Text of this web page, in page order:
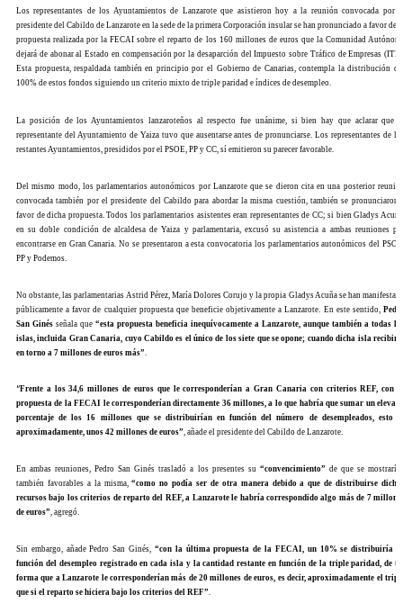
Los representantes de los Ayuntamientos de Lanzarote que asistieron hoy a la reunión convocada por
presidente del Cabildo de Lanzarote en la sede de la primera Corporación insular se han pronunciado a favor de
propuesta realizada por la FECAI sobre el reparto de los 160 millones de euros que la Comunidad
dejará de abonar al Estado en compensación por la desaparción del Impuesto sobre Tráfico de Empresas
Esta propuesta, respaldada también en principio por el Gobierno de Canarias, contempla la distribución
100% de estos fondos siguiendo un criterio mixto de triple paridad e índices de desempleo.
La posición de los Ayuntamientos lanzaroteños al respecto fue unánime, si bien hay que aclarar que
representante del Ayuntamiento de Yaiza tuvo que ausentarse antes de pronunciarse. Los representantes de
restantes Ayuntamientos, presididos por el PSOE, PP y CC, sí emitieron su parecer favorable.
Del mismo modo, los parlamentarios autonómicos por Lanzarote que se dieron cita en una posterior
convocada también por el presidente del Cabildo para abordar la misma cuestión, también se pronunciaron
favor de dicha propuesta. Todos los parlamentarios asistentes eran representantes de CC; si bien Gladys
en su doble condición de alcaldesa de Yaiza y parlamentaria, excusó su asistencia a ambas reuniones
encontrarse en Gran Canaria. No se presentaron a esta convocatoria los parlamentarios autonómicos del
PP y Podemos.
No obstante, las parlamentarias Astrid Pérez, María Dolores Corujo y la propia Gladys Acuña se han
públicamente a favor de cualquier propuesta que beneficie objetivamente a Lanzarote. En este sentido,
San Ginés señala que “esta propuesta beneficia inequívocamente a Lanzarote, aunque también a todas
islas, incluida Gran Canaria, cuyo Cabildo es el único de los siete que se opone; cuando dicha isla
en torno a 7 millones de euros más”
“Frente a los 34,6 millones de euros que le corresponderían a Gran Canaria con criterios REF, con
propuesta de la FECAI le corresponderían directamente 36 millones, a lo que habría que sumar un
porcentaje de los 16 millones que se distribuirían en función del número de desempleados, esto
aproximadamente, unos 42 millones de euros”, añade el presidente del Cabildo de Lanzarote.
En ambas reuniones, Pedro San Ginés trasladó a los presentes su “convencimiento” de que se
también favorables a la misma,“como no podía ser de otra manera debido a que de distribuirse
recursos bajo los criterios de reparto del REF, a Lanzarote le habría correspondido algo más de 7
de euros”, agregó.
Sin embargo, añade Pedro San Ginés, “con la última propuesta de la FECAI, un 10% se distribuiría
función del desempleo registrado en cada isla y la cantidad restante en función de la triple paridad, de
forma que a Lanzarote le corresponderían más de 20 millones de euros, es decir, aproximadamente el
que si el reparto se hiciera bajo los criterios del REF”.